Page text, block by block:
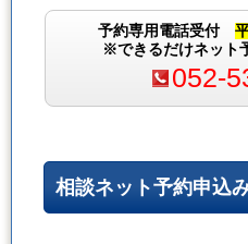
予約専用電話受付
※できるだけネット
052-
相談ネット予約申込